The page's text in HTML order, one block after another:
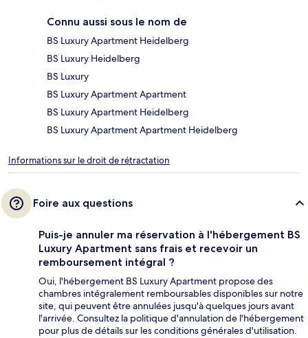
Connu aussi sous le nom de
BS Luxury Apartment Heidelberg
BS Luxury Heidelberg
BS Luxury
BS Luxury Apartment Apartment
BS Luxury Apartment Heidelberg
BS Luxury Apartment Apartment Heidelberg
Informations sur le droit de rétractation
Foire aux questions
Puis-je annuler ma réservation à l'hébergement BS
Luxury Apartment sans frais et recevoir un
remboursement intégral ?
Oui, l'hébergement BS Luxury Apartment propose des
chambres intégralement remboursables disponibles sur notre
site, qui peuvent être annulées jusqu'à quelques jours avant
l'arrivée. Consultez la politique d'annulation de l'hébergement
pour plus de détails sur les conditions générales d'utilisation.